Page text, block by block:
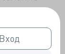
Вход
Вход
свое
к кому
или